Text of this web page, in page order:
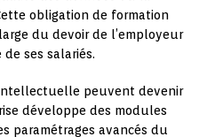
obligation de formation
du devoir de l’employeur
ses salariés.
peuvent devenir
développe des modules
paramétrages avancés du